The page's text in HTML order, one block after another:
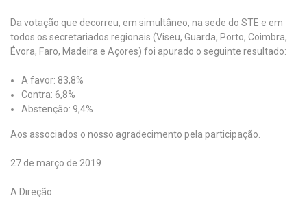
Da votação que decorreu, em simultâneo, na sede do STE e em
todos os secretariados regionais (Viseu, Guarda, Porto, Coimbra,
Évora, Faro, Madeira e Açores) foi apurado o seguinte resultado:
A favor: 83,8%
Contra: 6,8%
Abstenção: 9,4%
Aos associados o nosso agradecimento pela participação.
27 de março de 2019
A Direção